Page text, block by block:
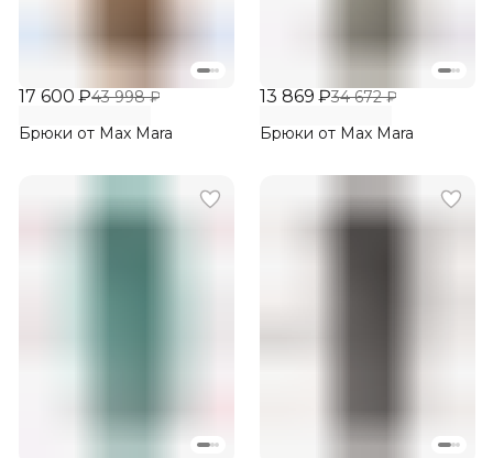
17 600 ₽43 998 ₽
Брюки от Max Mara
13 869 ₽34 672 ₽
Брюки от Max Mara